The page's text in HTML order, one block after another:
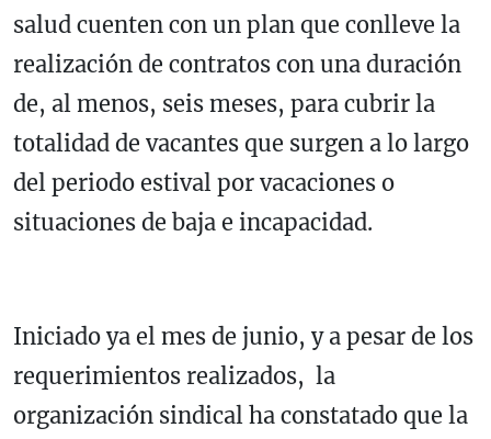
salud cuenten con un plan que conlleve la
realización de contratos con una duración
de, al menos, seis meses, para cubrir la
totalidad de vacantes que surgen a lo largo
del periodo estival por vacaciones o
situaciones de baja e incapacidad.
Iniciado ya el mes de junio, y a pesar de los
requerimientos realizados, la
organización sindical ha constatado que la